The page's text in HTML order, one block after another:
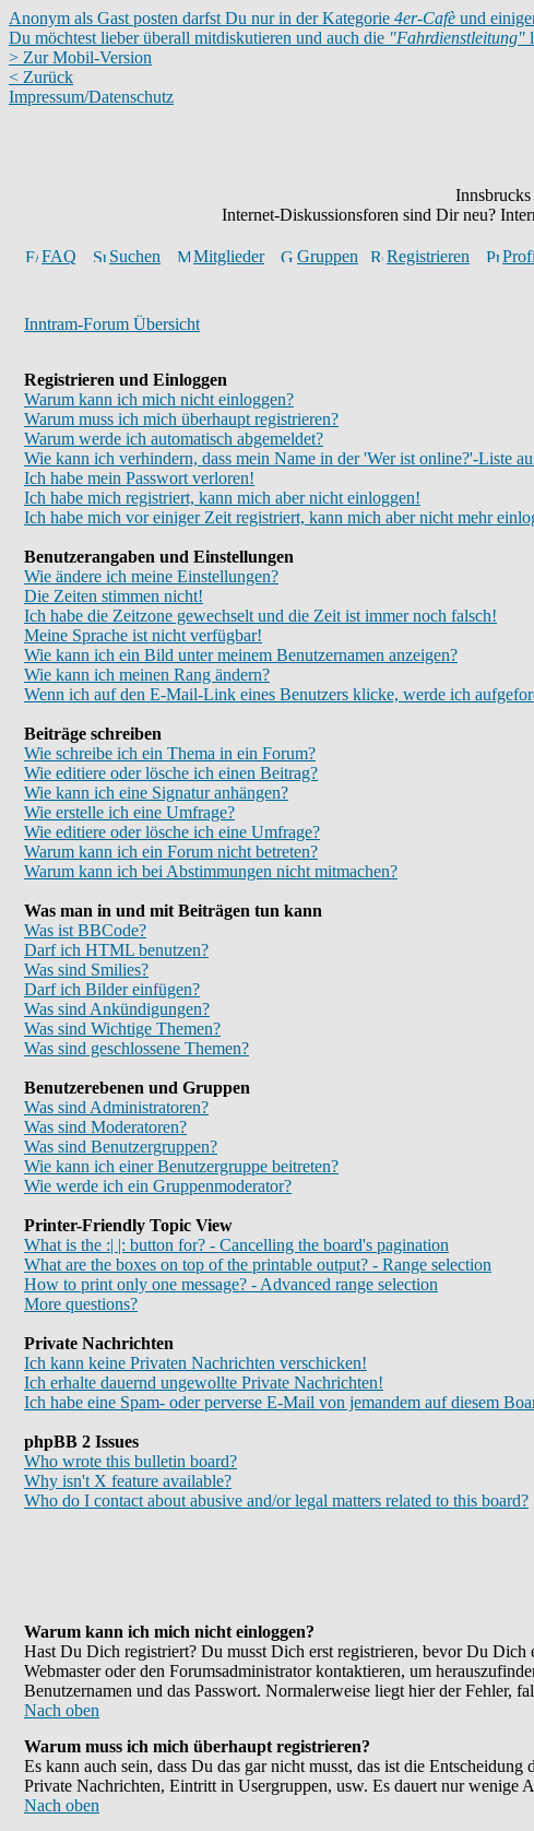
Anonym als Gast posten darfst Du nur in der Kategorie 4er-Cafè und
Du möchtest lieber überall mitdiskutieren und auch die "Fahrdienstleitung"
> Zur Mobil-Version
< Zurück
Impressum/Datenschutz
Internet-Diskussionsforen sind Dir neu?
FAQ Suchen Mitglieder Gruppen Registrieren
Inntram-Forum Übersicht
Registrieren und Einloggen
Warum kann ich mich nicht einloggen?
Warum muss ich mich überhaupt registrieren?
Warum werde ich automatisch abgemeldet?
Wie kann ich verhindern, dass mein Name in der 'Wer ist online?'-Liste
Ich habe mein Passwort verloren!
Ich habe mich registriert, kann mich aber nicht einloggen!
Ich habe mich vor einiger Zeit registriert, kann mich aber nicht mehr
Benutzerangaben und Einstellungen
Wie ändere ich meine Einstellungen?
Die Zeiten stimmen nicht!
Ich habe die Zeitzone gewechselt und die Zeit ist immer noch falsch!
Meine Sprache ist nicht verfügbar!
Wie kann ich ein Bild unter meinem Benutzernamen anzeigen?
Wie kann ich meinen Rang ändern?
Wenn ich auf den E-Mail-Link eines Benutzers klicke, werde ich
Beiträge schreiben
Wie schreibe ich ein Thema in ein Forum?
Wie editiere oder lösche ich einen Beitrag?
Wie kann ich eine Signatur anhängen?
Wie erstelle ich eine Umfrage?
Wie editiere oder lösche ich eine Umfrage?
Warum kann ich ein Forum nicht betreten?
Warum kann ich bei Abstimmungen nicht mitmachen?
Was man in und mit Beiträgen tun kann
Was ist BBCode?
Darf ich HTML benutzen?
Was sind Smilies?
Darf ich Bilder einfügen?
Was sind Ankündigungen?
Was sind Wichtige Themen?
Was sind geschlossene Themen?
Benutzerebenen und Gruppen
Was sind Administratoren?
Was sind Moderatoren?
Was sind Benutzergruppen?
Wie kann ich einer Benutzergruppe beitreten?
Wie werde ich ein Gruppenmoderator?
Printer-Friendly Topic View
What is the :| |: button for? - Cancelling the board's pagination
What are the boxes on top of the printable output? - Range selection
How to print only one message? - Advanced range selection
More questions?
Private Nachrichten
Ich kann keine Privaten Nachrichten verschicken!
Ich erhalte dauernd ungewollte Private Nachrichten!
Ich habe eine Spam- oder perverse E-Mail von jemandem auf diesem
phpBB 2 Issues
Who wrote this bulletin board?
Why isn't X feature available?
Who do I contact about abusive and/or legal matters related to this board?
Warum kann ich mich nicht einloggen?
Hast Du Dich registriert? Du musst Dich erst registrieren, bevor Du
Webmaster oder den Forumsadministrator kontaktieren, um
Benutzernamen und das Passwort. Normalerweise liegt hier der Fehler,
Nach oben
Warum muss ich mich überhaupt registrieren?
Es kann auch sein, dass Du das gar nicht musst, das ist die
Private Nachrichten, Eintritt in Usergruppen, usw. Es dauert nur wenige
Nach oben